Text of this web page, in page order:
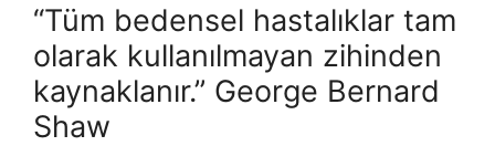
“Tüm bedensel hastalıklar tam
olarak kullanılmayan zihinden
kaynaklanır.” George Bernard
Shaw